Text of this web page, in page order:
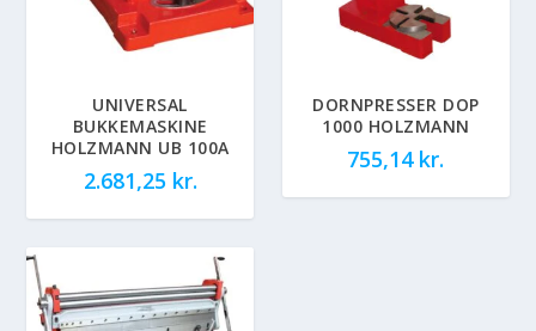
UNIVERSAL
BUKKEMASKINE
HOLZMANN UB 100A
2.681,25 kr.
DORNPRESSER DOP
1000 HOLZMANN
755,14 kr.